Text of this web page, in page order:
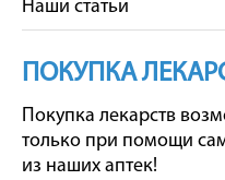
Наши статьи
ПОКУПКА
Покупка лекарств
только при помощи
из наших аптек!